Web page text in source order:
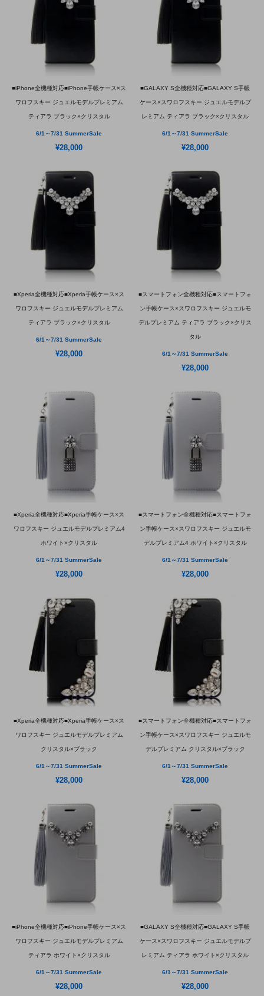
■iPhone全機種対応■iPhone手帳ケース×ス
ワロフスキー ジュエルモデルプレミアム
ティアラ ブラック×クリスタル
6/1～7/31 SummerSale
¥28,000
■GALAXY S全機種対応■GALAXY S手帳
ケース×スワロフスキー ジュエルモデルプ
レミアム ティアラ ブラック×クリスタル
6/1～7/31 SummerSale
¥28,000
■Xperia全機種対応■Xperia手帳ケース×ス
ワロフスキー ジュエルモデルプレミアム
ティアラ ブラック×クリスタル
6/1～7/31 SummerSale
¥28,000
■スマートフォン全機種対応■スマートフォ
ン手帳ケース×スワロフスキー ジュエルモ
デルプレミアム ティアラ ブラック×クリス
タル
6/1～7/31 SummerSale
¥28,000
■Xperia全機種対応■Xperia手帳ケース×ス
ワロフスキー ジュエルモデルプレミアム4
ホワイト×クリスタル
6/1～7/31 SummerSale
¥28,000
■スマートフォン全機種対応■スマートフォ
ン手帳ケース×スワロフスキー ジュエルモ
デルプレミアム4 ホワイト×クリスタル
6/1～7/31 SummerSale
¥28,000
■Xperia全機種対応■Xperia手帳ケース×ス
ワロフスキー ジュエルモデルプレミアム
クリスタル×ブラック
6/1～7/31 SummerSale
¥28,000
■スマートフォン全機種対応■スマートフォ
ン手帳ケース×スワロフスキー ジュエルモ
デルプレミアム クリスタル×ブラック
6/1～7/31 SummerSale
¥28,000
■iPhone全機種対応■iPhone手帳ケース×ス
ワロフスキー ジュエルモデルプレミアム
ティアラ ホワイト×クリスタル
6/1～7/31 SummerSale
¥28,000
■GALAXY S全機種対応■GALAXY S手帳
ケース×スワロフスキー ジュエルモデルプ
レミアム ティアラ ホワイト×クリスタル
6/1～7/31 SummerSale
¥28,000